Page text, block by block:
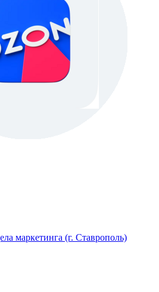
маркетинга (г. Ставрополь)